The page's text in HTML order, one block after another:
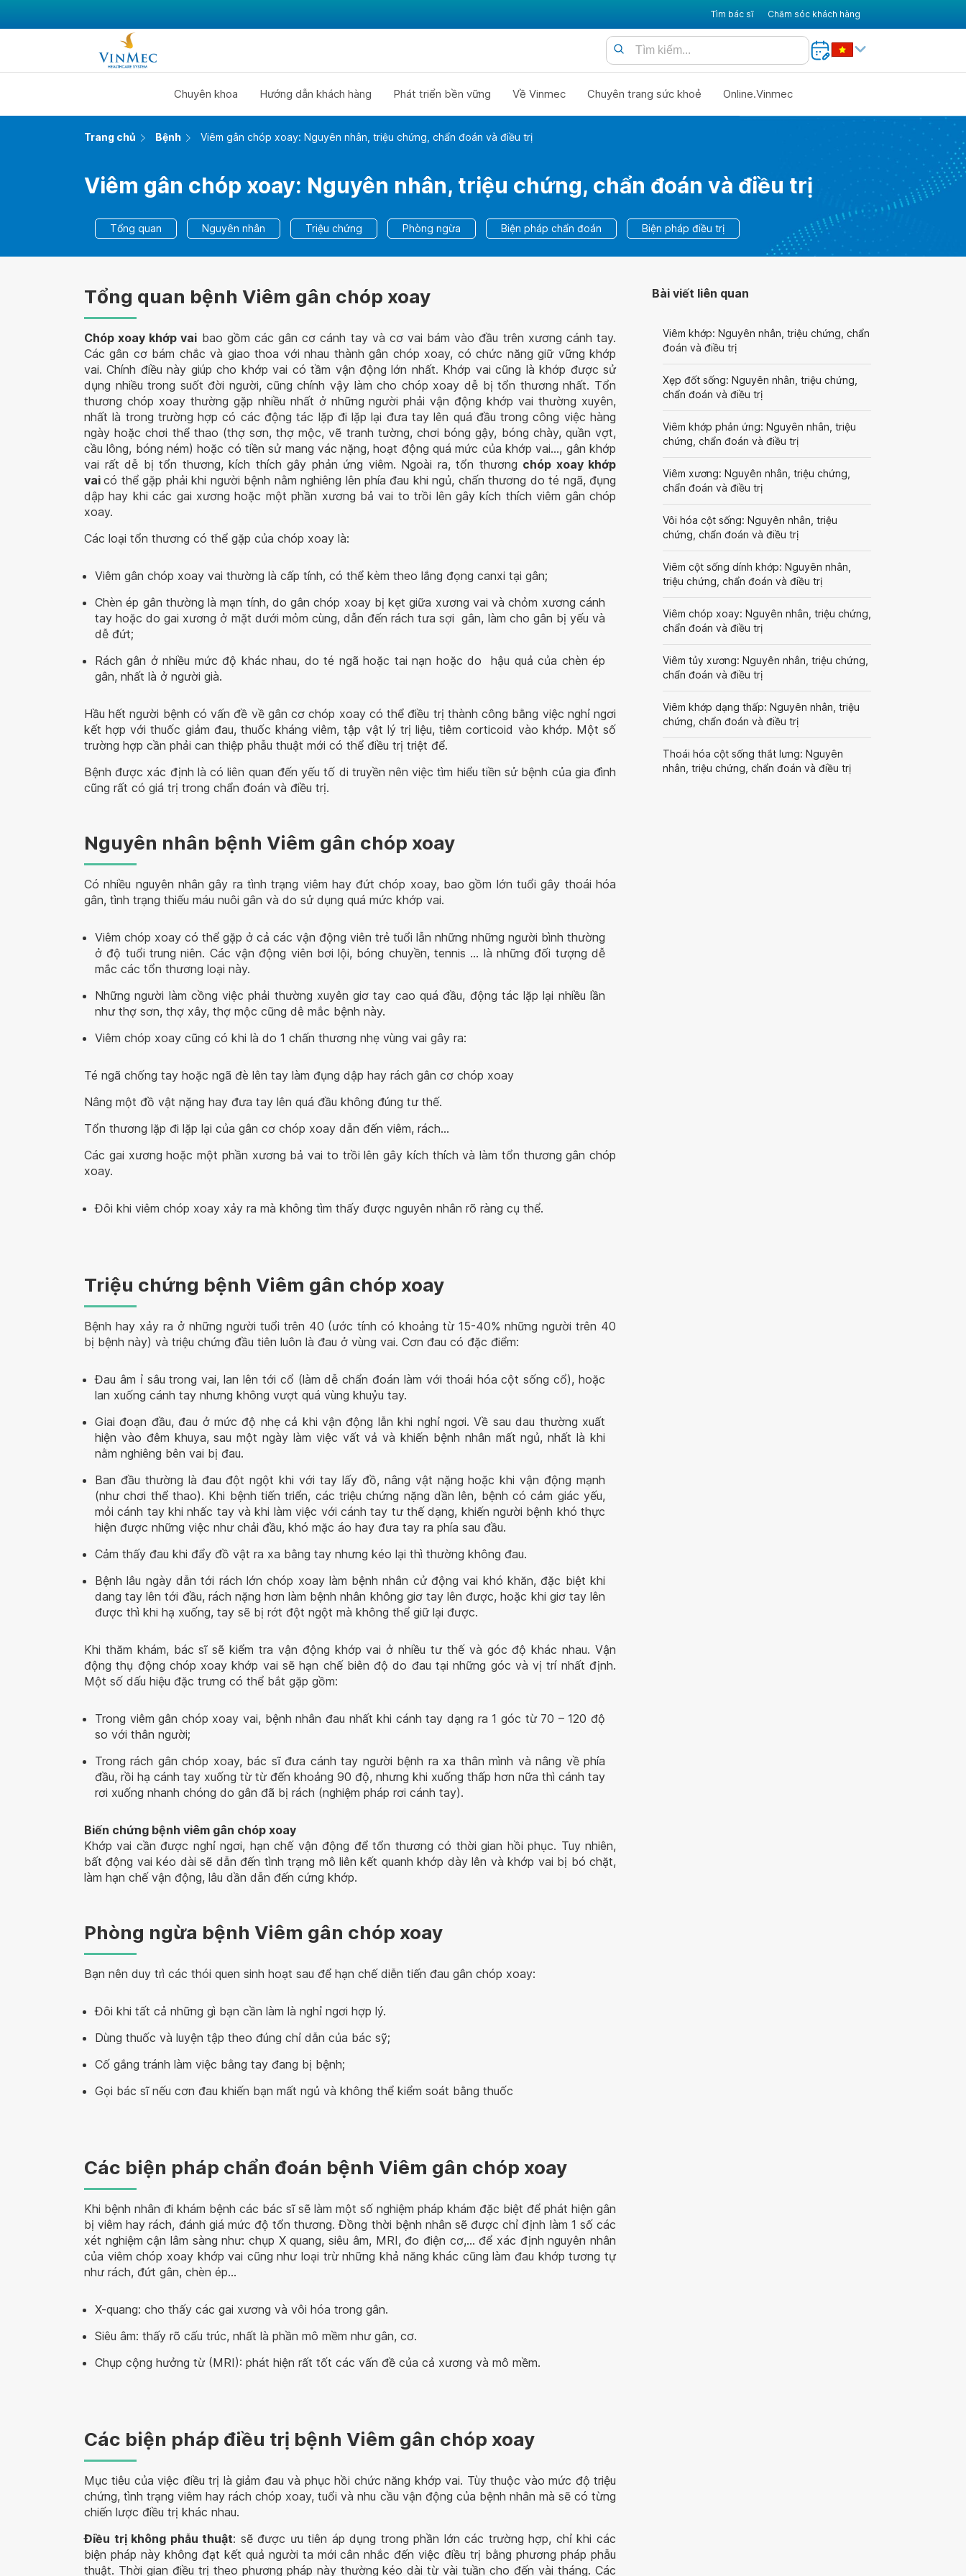
Tìm bác sĩ Chăm sóc khách hàng
Chuyên khoa Hướng dẫn khách hàng Phát triển bền vững Về Vinmec Chuyên trang sức khoẻ Online.Vinmec
Trang chủ Bệnh Viêm gân chóp xoay: Nguyên nhân, triệu chứng, chẩn đoán và điều trị
Viêm gân chóp xoay: Nguyên nhân, triệu chứng, chẩn đoán và điều trị
Tổng quan Nguyên nhân Triệu chứng Phòng ngừa Biện pháp chẩn đoán Biện pháp điều trị
Tổng quan bệnh Viêm gân chóp xoay
Chóp xoay khớp vai bao gồm các gân cơ cánh tay và cơ vai bám vào đầu trên xương cánh tay.
Các gân cơ bám chắc và giao thoa với nhau thành gân chóp xoay, có chức năng giữ vững khớp
vai. Chính điều này giúp cho khớp vai có tầm vận động lớn nhất. Khớp vai cũng là khớp được sử
dụng nhiều trong suốt đời người, cũng chính vậy làm cho chóp xoay dễ bị tổn thương nhất. Tổn
thương chóp xoay thường gặp nhiều nhất ở những người phải vận động khớp vai thường xuyên,
nhất là trong trường hợp có các động tác lặp đi lặp lại đưa tay lên quá đầu trong công việc hàng
ngày hoặc chơi thể thao (thợ sơn, thợ mộc, vẽ tranh tường, chơi bóng gậy, bóng chày, quần vợt,
cầu lông, bóng ném) hoặc có tiền sử mang vác nặng, hoạt động quá mức của khớp vai..., gân khớp
vai rất dễ bị tổn thương, kích thích gây phản ứng viêm. Ngoài ra, tổn thương chóp xoay khớp
vaicó thể gặp phải khi người bệnh nằm nghiêng lên phía đau khi ngủ, chấn thương do té ngã, đụng
dập hay khi các gai xương hoặc một phần xương bả vai to trồi lên gây kích thích viêm gân chóp
xoay.
Các loại tổn thương có thể gặp của chóp xoay là:
Viêm gân chóp xoay vai thường là cấp tính, có thể kèm theo lắng đọng canxi tại gân;
Chèn ép gân thường là mạn tính, do gân chóp xoay bị kẹt giữa xương vai và chỏm xương cánh
tay hoặc do gai xương ở mặt dưới mỏm cùng, dẫn đến rách tưa sợi gân, làm cho gân bị yếu và
dễ đứt;
Rách gân ở nhiều mức độ khác nhau, do té ngã hoặc tai nạn hoặc do hậu quả của chèn ép
gân, nhất là ở người già.
Hầu hết người bệnh có vấn đề về gân cơ chóp xoay có thể điều trị thành công bằng việc nghỉ ngơi
kết hợp với thuốc giảm đau, thuốc kháng viêm, tập vật lý trị liệu, tiêm corticoid vào khớp. Một số
trường hợp cần phải can thiệp phẫu thuật mới có thể điều trị triệt để.
Bệnh được xác định là có liên quan đến yếu tố di truyền nên việc tìm hiểu tiền sử bệnh của gia đình
cũng rất có giá trị trong chẩn đoán và điều trị.
Nguyên nhân bệnh Viêm gân chóp xoay
Có nhiều nguyên nhân gây ra tình trạng viêm hay đứt chóp xoay, bao gồm lớn tuổi gây thoái hóa
gân, tình trạng thiếu máu nuôi gân và do sử dụng quá mức khớp vai.
Viêm chóp xoay có thể gặp ở cả các vận động viên trẻ tuổi lẫn những những người bình thường
ở độ tuổi trung niên. Các vận động viên bơi lội, bóng chuyền, tennis … là những đối tượng dễ
mắc các tổn thương loại này.
Những người làm cồng việc phải thường xuyên giơ tay cao quá đầu, động tác lặp lại nhiều lần
như thợ sơn, thợ xây, thợ mộc cũng dê mắc bệnh này.
Viêm chóp xoay cũng có khi là do 1 chấn thương nhẹ vùng vai gây ra:
Té ngã chống tay hoặc ngã đè lên tay làm đụng dập hay rách gân cơ chóp xoay
Nâng một đồ vật nặng hay đưa tay lên quá đầu không đúng tư thế.
Tổn thương lặp đi lặp lại của gân cơ chóp xoay dẫn đến viêm, rách…
Các gai xương hoặc một phần xương bả vai to trồi lên gây kích thích và làm tổn thương gân chóp
xoay.
Đôi khi viêm chóp xoay xảy ra mà không tìm thấy được nguyên nhân rõ ràng cụ thể.
Triệu chứng bệnh Viêm gân chóp xoay
Bệnh hay xảy ra ở những người tuổi trên 40 (ước tính có khoảng từ 15-40% những người trên 40
bị bệnh này) và triệu chứng đầu tiên luôn là đau ở vùng vai. Cơn đau có đặc điểm:
Đau âm ỉ sâu trong vai, lan lên tới cổ (làm dễ chẩn đoán làm với thoái hóa cột sống cổ), hoặc
lan xuống cánh tay nhưng không vượt quá vùng khuỷu tay.
Giai đoạn đầu, đau ở mức độ nhẹ cả khi vận động lẫn khi nghỉ ngơi. Về sau dau thường xuất
hiện vào đêm khuya, sau một ngày làm việc vất vả và khiến bệnh nhân mất ngủ, nhất là khi
nằm nghiêng bên vai bị đau.
Ban đầu thường là đau đột ngột khi với tay lấy đồ, nâng vật nặng hoặc khi vận động mạnh
(như chơi thể thao). Khi bệnh tiến triển, các triệu chứng nặng dần lên, bệnh có cảm giác yếu,
mỏi cánh tay khi nhấc tay và khi làm việc với cánh tay tư thế dạng, khiến người bệnh khó thực
hiện được những việc như chải đầu, khó mặc áo hay đưa tay ra phía sau đầu.
Cảm thấy đau khi đẩy đồ vật ra xa bằng tay nhưng kéo lại thì thường không đau.
Bệnh lâu ngày dẫn tới rách lớn chóp xoay làm bệnh nhân cử động vai khó khăn, đặc biệt khi
dang tay lên tới đầu, rách nặng hơn làm bệnh nhân không giơ tay lên được, hoặc khi giơ tay lên
được thì khi hạ xuống, tay sẽ bị rớt đột ngột mà không thể giữ lại được.
Khi thăm khám, bác sĩ sẽ kiểm tra vận động khớp vai ở nhiều tư thế và góc độ khác nhau. Vận
động thụ động chóp xoay khớp vai sẽ hạn chế biên độ do đau tại những góc và vị trí nhất định.
Một số dấu hiệu đặc trưng có thể bắt gặp gồm:
Trong viêm gân chóp xoay vai, bệnh nhân đau nhất khi cánh tay dạng ra 1 góc từ 70 – 120 độ
so với thân người;
Trong rách gân chóp xoay, bác sĩ đưa cánh tay người bệnh ra xa thân mình và nâng về phía
đầu, rồi hạ cánh tay xuống từ từ đến khoảng 90 độ, nhưng khi xuống thấp hơn nữa thì cánh tay
rơi xuống nhanh chóng do gân đã bị rách (nghiệm pháp rơi cánh tay).
Biến chứng bệnh viêm gân chóp xoay
Khớp vai cần được nghỉ ngơi, hạn chế vận động để tổn thương có thời gian hồi phục. Tuy nhiên,
bất động vai kéo dài sẽ dẫn đến tình trạng mô liên kết quanh khớp dày lên và khớp vai bị bó chặt,
làm hạn chế vận động, lâu dần dẫn đến cứng khớp.
Phòng ngừa bệnh Viêm gân chóp xoay
Bạn nên duy trì các thói quen sinh hoạt sau để hạn chế diễn tiến đau gân chóp xoay:
Đôi khi tất cả những gì bạn cần làm là nghỉ ngơi hợp lý.
Dùng thuốc và luyện tập theo đúng chỉ dẫn của bác sỹ;
Cố gắng tránh làm việc bằng tay đang bị bệnh;
Gọi bác sĩ nếu cơn đau khiến bạn mất ngủ và không thể kiểm soát bằng thuốc
Các biện pháp chẩn đoán bệnh Viêm gân chóp xoay
Khi bệnh nhân đi khám bệnh các bác sĩ sẽ làm một số nghiệm pháp khám đặc biệt để phát hiện gân
bị viêm hay rách, đánh giá mức độ tổn thương. Đồng thời bệnh nhân sẽ được chỉ định làm 1 số các
xét nghiệm cận lâm sàng như: chụp X quang, siêu âm, MRI, đo điện cơ,... để xác định nguyên nhân
của viêm chóp xoay khớp vai cũng như loại trừ những khả năng khác cũng làm đau khớp tương tự
như rách, đứt gân, chèn ép...
X-quang: cho thấy các gai xương và vôi hóa trong gân.
Siêu âm: thấy rõ cấu trúc, nhất là phần mô mềm như gân, cơ.
Chụp cộng hưởng từ (MRI): phát hiện rất tốt các vấn đề của cả xương và mô mềm.
Các biện pháp điều trị bệnh Viêm gân chóp xoay
Mục tiêu của việc điều trị là giảm đau và phục hồi chức năng khớp vai. Tùy thuộc vào mức độ triệu
chứng, tình trạng viêm hay rách chóp xoay, tuổi và nhu cầu vận động của bệnh nhân mà sẽ có từng
chiến lược điều trị khác nhau.
Điều trị không phẫu thuật: sẽ được ưu tiên áp dụng trong phần lớn các trường hợp, chỉ khi các
biện pháp này không đạt kết quả người ta mới cân nhắc đến việc điều trị bằng phương pháp phẫu
thuật. Thời gian điều trị theo phương pháp này thường kéo dài từ vài tuần cho đến vài tháng. Các
Bài viết liên quan
Viêm khớp: Nguyên nhân, triệu chứng, chẩn
đoán và điều trị
Xẹp đốt sống: Nguyên nhân, triệu chứng,
chẩn đoán và điều trị
Viêm khớp phản ứng: Nguyên nhân, triệu
chứng, chẩn đoán và điều trị
Viêm xương: Nguyên nhân, triệu chứng,
chẩn đoán và điều trị
Vôi hóa cột sống: Nguyên nhân, triệu
chứng, chẩn đoán và điều trị
Viêm cột sống dính khớp: Nguyên nhân,
triệu chứng, chẩn đoán và điều trị
Viêm chóp xoay: Nguyên nhân, triệu chứng,
chẩn đoán và điều trị
Viêm tủy xương: Nguyên nhân, triệu chứng,
chẩn đoán và điều trị
Viêm khớp dạng thấp: Nguyên nhân, triệu
chứng, chẩn đoán và điều trị
Thoái hóa cột sống thắt lưng: Nguyên
nhân, triệu chứng, chẩn đoán và điều trị